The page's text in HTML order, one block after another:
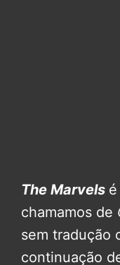
The Marvels
chamamos de
sem tradução
continuação